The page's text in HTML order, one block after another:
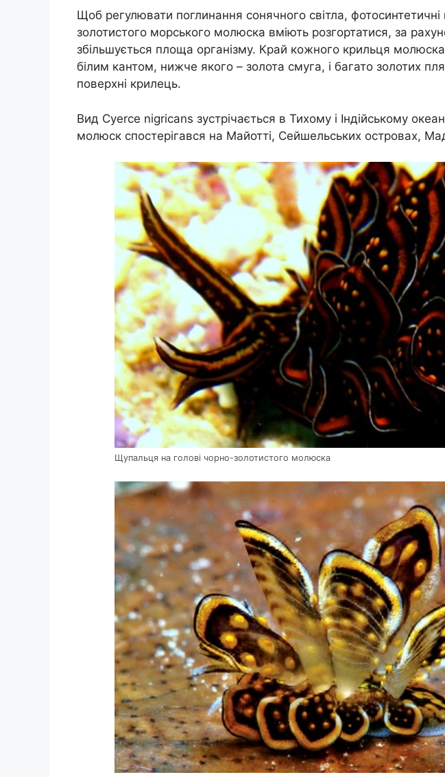
Щоб регулювати поглинання сонячного світла,
золотистого морського молюска вміють розгортатися, за
збільшується площа організму. Край кожного крильця
білим кантом, нижче якого – золота смуга, і багато золотих
поверхні крилець.
Вид Cyerce nigricans зустрічається в Тихому і Індійському
молюск спостерігався на Майотті, Сейшельських островах,
Щупальця на голові чорно-золотистого молюска